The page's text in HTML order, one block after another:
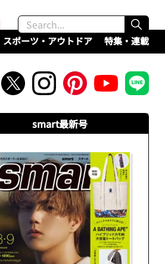
スポーツ・アウトドア 特集・連載
smart最新号